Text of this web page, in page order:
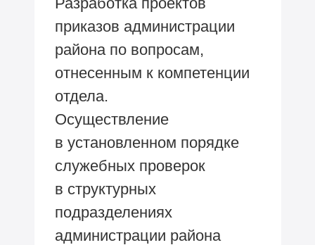
приказов администрации
района по вопросам,
отнесенным к компетенции
отдела.
Осуществление
в установленном порядке
служебных проверок
в структурных
подразделениях
администрации района